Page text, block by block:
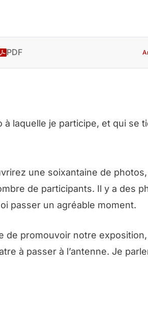
PDF
à laquelle je participe, et qui se
une soixantaine de
de participants. Il y a des
passer un agréable moment.
de promouvoir notre
à passer à l’antenne. Je